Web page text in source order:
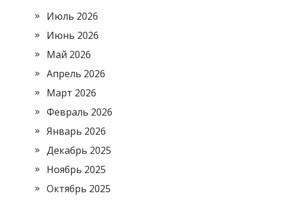
Июль 2026
Июнь 2026
Май 2026
Апрель 2026
Март 2026
Февраль 2026
Январь 2026
Декабрь 2025
Ноябрь 2025
Октябрь 2025